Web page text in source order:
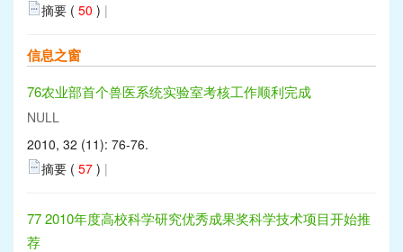
摘要 ( 50 ) |
信息之窗
76农业部首个兽医系统实验室考核工作顺利完成
NULL
2010, 32 (11): 76-76.
摘要 ( 57 ) |
77 2010年度高校科学研究优秀成果奖科学技术项目开始推
荐